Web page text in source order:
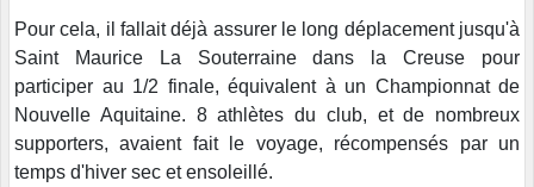
Pour cela, il fallait déjà assurer le long déplacement jusqu'à
Saint Maurice La Souterraine dans la Creuse pour
participer au 1/2 finale, équivalent à un Championnat de
Nouvelle Aquitaine. 8 athlètes du club, et de nombreux
supporters, avaient fait le voyage, récompensés par un
temps d'hiver sec et ensoleillé.